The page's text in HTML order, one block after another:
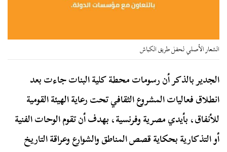
الشعار الأصلي لحفل طريق الكباش
الجدير بالذكر أن رسومات محطة كلية البنات جاءت بعد
انطلاق فعاليات المشروع الثقافي تحت رعاية الهيئة القومية
للأنفاق، بأيدي مصرية وفرنسية، بهدف أن تقوم الوحات الفنية
أو التذكارية بحكاية قصص المناطق والشوارع وعراقة التاريخ